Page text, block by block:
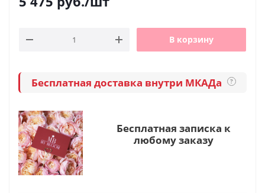
В корзину
Бесплатная доставка внутри МКАДа ?
Бесплатная записка к
любому заказу